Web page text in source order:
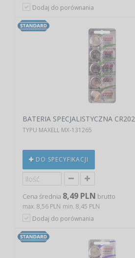
Dodaj do porównania
BATERIA SPECJALISTYCZNA
TYPU MAXELL MX-131265
DO SPECYFIKACJI
Cena średnia 8,49 PLN brutto
max. 8,56 PLN min. 8,45 PLN
Dodaj do porównania